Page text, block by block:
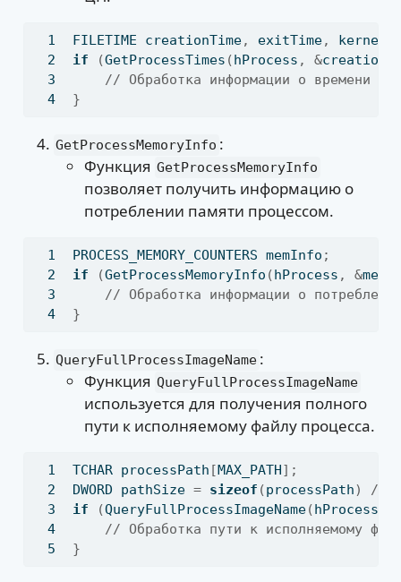
FILETIME creationTime, exitTime,
if
(GetProcessTimes (hProcess , &
// Обработка информации о времени
}
GetProcessMemoryInfo :
Функция GetProcessMemoryInfo
позволяет получить информацию о
потреблении памяти процессом.
PROCESS_MEMORY_COUNTERS memInfo ;
if
(GetProcessMemoryInfo (hProcess , &
// Обработка информации о
}
QueryFullProcessImageName :
Функция QueryFullProcessImageName
используется для получения полного
пути к исполняемому файлу процесса.
TCHAR processPath [MAX_PATH];
DWORD pathSize = sizeof (processPath) /
if
(QueryFullProcessImageName(hProcess
// Обработка пути к исполняемому
}